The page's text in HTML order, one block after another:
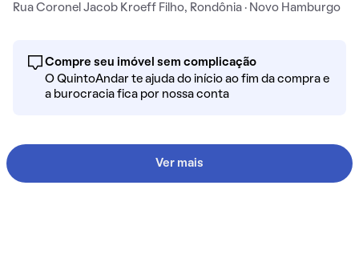
Rua Coronel Jacob Kroeff Filho, Rondônia · Novo Hamburgo
Compre seu imóvel sem complicação
O QuintoAndar te ajuda do início ao fim da compra e
a burocracia fica por nossa conta
Ver mais